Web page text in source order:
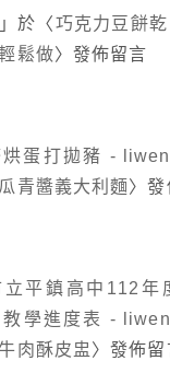
」於〈巧克力豆餅
鬆做〉發佈留言
烘蛋打拋豬 -
青醬義大利麵〉發
立平鎮高中112年
學進度表 -
肉酥皮盅 〉發佈留